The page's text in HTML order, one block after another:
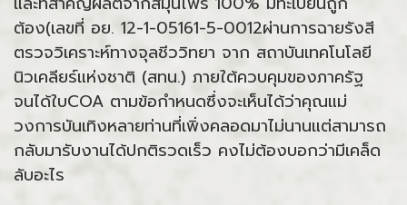
ต้อง(เลขที่ อย. 12-1-05161-5-0012ผ่านการฉายรังสี
ตรวจวิเคราะห์ทางจุลชีววิทยา จาก สถาบันเทคโนโลยี
นิวเคลียร์แห่งชาติ (สทน.) ภายใต้ควบคุมของภาครัฐ
จนได้ใบCOA ตามข้อกำหนดซึ่งจะเห็นได้ว่าคุณแม่
วงการบันเทิงหลายท่านที่เพิ่งคลอดมาไม่นานแต่สามารถ
กลับมารับงานได้ปกติรวดเร็ว คงไม่ต้องบอกว่ามีเคล็ด
ลับอะไร